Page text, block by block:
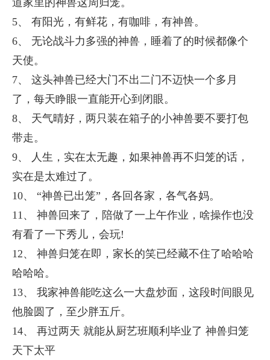
道家里的神兽这周归笼。
5、 有阳光，有鲜花，有咖啡，有神兽。
6、 无论战斗力多强的神兽，睡着了的时候都像个
天使。
7、 这头神兽已经大门不出二门不迈快一个多月
了，每天睁眼一直能开心到闭眼。
8、 天气晴好，两只装在箱子的小神兽要不要打包
带走。
9、 人生，实在太无趣，如果神兽再不归笼的话，
实在是太难过了。
10、 “神兽已出笼”，各回各家，各气各妈。
11、 神兽回来了，陪做了一上午作业，啥操作也没
有看了一下秀儿，会玩!
12、 神兽归笼在即，家长的笑已经藏不住了哈哈哈
哈哈哈。
13、 我家神兽能吃这么一大盘炒面，这段时间眼见
他脸圆了，至少胖五斤。
14、 再过两天 就能从厨艺班顺利毕业了 神兽归笼
天下太平